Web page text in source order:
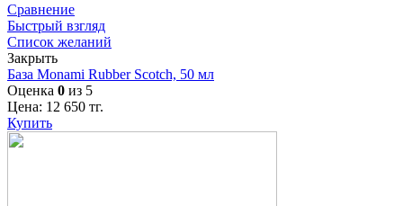
Сравнение
Быстрый взгляд
Список желаний
Закрыть
База Monami Rubber Scotch, 50 мл
Оценка 0 из 5
Цена: 12 650 тг.
Купить